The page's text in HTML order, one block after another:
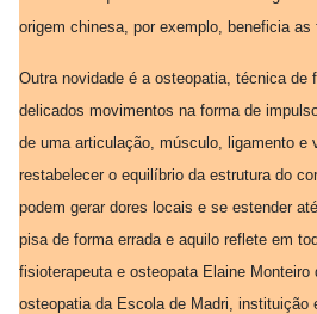
origem chinesa, por exemplo, beneficia as
Outra novidade é a osteopatia, técnica de
delicados movimentos na forma de
de uma articulação, músculo, ligamento e
restabelecer o equilíbrio da estrutura do
podem gerar dores locais e se estender
pisa de forma errada e aquilo reflete em
fisioterapeuta e osteopata Elaine Monteiro
osteopatia da Escola de Madri, instituição